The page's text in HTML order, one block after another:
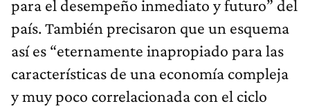
para el desempeño inmediato y futuro” del
país. También precisaron que un esquema
así es “eternamente inapropiado para las
características de una economía compleja
y muy poco correlacionada con el ciclo